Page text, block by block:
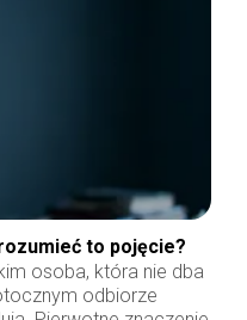
to pojęcie?
osoba, która nie dba
odbiorze